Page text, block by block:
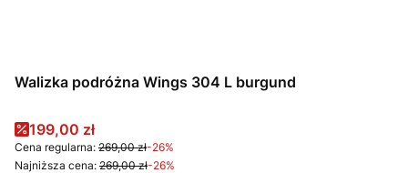
Walizka podróżna Wings 304 L burgund
Cena promocyjna
199,00 zł
Cena regularna: 269,00 zł-26%
Najniższa cena: 269,00 zł-26%